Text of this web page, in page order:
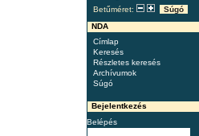
Betűméret:
Súgó
NDA
Címlap
Keresés
Részletes keresés
Archívumok
Súgó
Bejelentkezés
Belépés